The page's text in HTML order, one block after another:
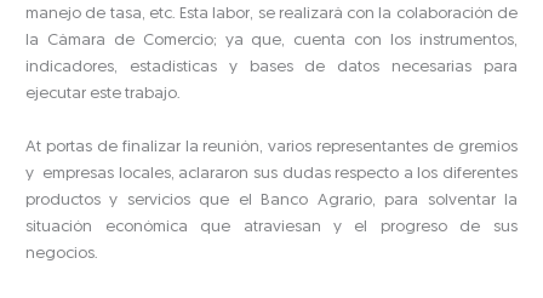
manejo de tasa, etc. Esta labor, se realizará con la colaboración de
la Cámara de Comercio; ya que, cuenta con los instrumentos,
indicadores, estadísticas y bases de datos necesarias para
ejecutar este trabajo.
At portas de finalizar la reunión, varios representantes de gremios
y empresas locales, aclararon sus dudas respecto a los diferentes
productos y servicios que el Banco Agrario, para solventar la
situación económica que atraviesan y el progreso de sus
negocios.